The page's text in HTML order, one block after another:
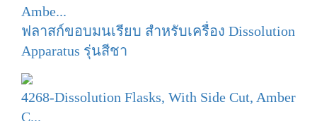
Ambe...
ฟลาสก์ขอบมนเรียบ สำหรับเครื่อง Dissolution
Apparatus รุ่นสีชา
4268-Dissolution Flasks, With Side Cut, Amber
C...